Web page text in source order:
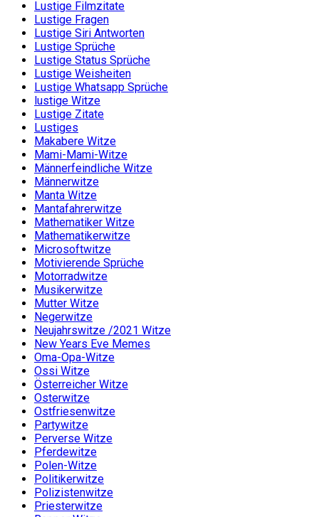
Lustige Filmzitate
Lustige Fragen
Lustige Siri Antworten
Lustige Sprüche
Lustige Status Sprüche
Lustige Weisheiten
Lustige Whatsapp Sprüche
lustige Witze
Lustige Zitate
Lustiges
Makabere Witze
Mami-Mami-Witze
Männerfeindliche Witze
Männerwitze
Manta Witze
Mantafahrerwitze
Mathematiker Witze
Mathematikerwitze
Microsoftwitze
Motivierende Sprüche
Motorradwitze
Musikerwitze
Mutter Witze
Negerwitze
Neujahrswitze /2021 Witze
New Years Eve Memes
Oma-Opa-Witze
Ossi Witze
Österreicher Witze
Osterwitze
Ostfriesenwitze
Partywitze
Perverse Witze
Pferdewitze
Polen-Witze
Politikerwitze
Polizistenwitze
Priesterwitze